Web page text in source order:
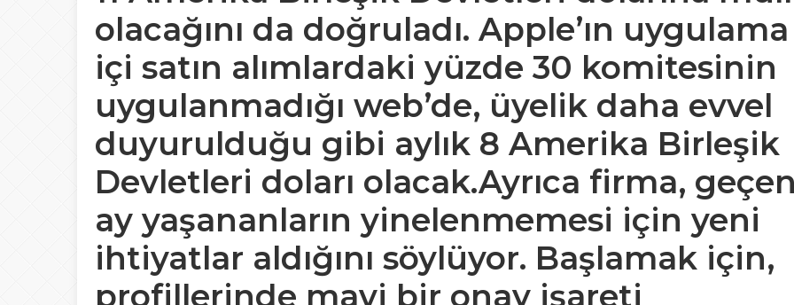
olacağını da doğruladı. Apple’ın uygulama
içi satın alımlardaki yüzde 30 komitesinin
uygulanmadığı web’de, üyelik daha evvel
duyurulduğu gibi aylık 8 Amerika Birleşik
Devletleri doları olacak.Ayrıca firma,
ay yaşananların yinelenmemesi için yeni
ihtiyatlar aldığını söylüyor. Başlamak için,
profillerinde mavi bir onay işareti